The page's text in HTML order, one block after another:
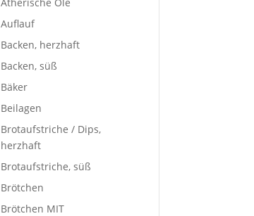
Auflauf
Backen, herzhaft
Backen, süß
Bäker
Beilagen
Brotaufstriche / Dips,
herzhaft
Brotaufstriche, süß
Brötchen
Brötchen MIT